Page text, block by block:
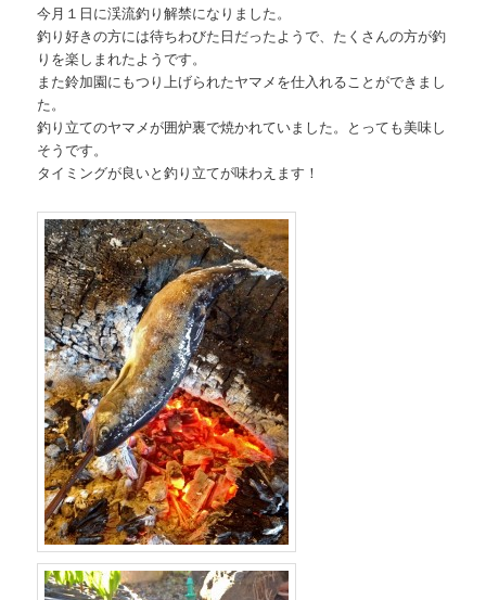
今月１日に渓流釣り解禁になりました。
釣り好きの方には待ちわびた日だったようで、たくさんの方が釣
りを楽しまれたようです。
また鈴加園にもつり上げられたヤマメを仕入れることができまし
た。
釣り立てのヤマメが囲炉裏で焼かれていました。とっても美味し
そうです。
タイミングが良いと釣り立てが味わえます！